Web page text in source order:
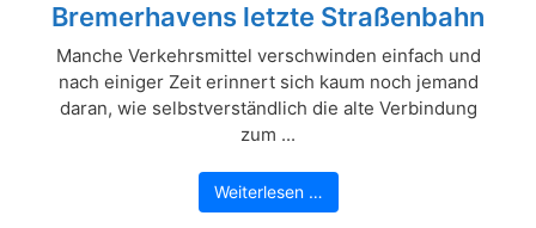
Bremerhavens letzte Straßenbahn
Manche Verkehrsmittel verschwinden einfach und
nach einiger Zeit erinnert sich kaum noch jemand
daran, wie selbstverständlich die alte Verbindung
zum ...
Weiterlesen …